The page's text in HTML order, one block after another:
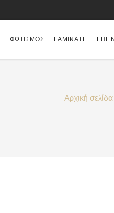
ΦΩΤΙΣΜΌΣ LAMINATE
Αρχική σελίδα